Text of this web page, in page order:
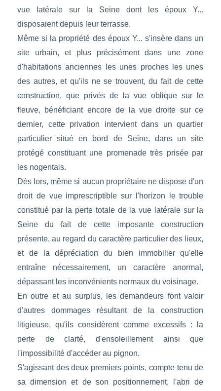
vue latérale sur la Seine dont les époux Y...
disposaient depuis leur terrasse.
Même si la propriété des époux Y... s'insère dans un
site urbain, et plus précisément dans une zone
d'habitations anciennes les unes proches les unes
des autres, et qu'ils ne se trouvent, du fait de cette
construction, que privés de la vue oblique sur le
fleuve, bénéficiant encore de la vue droite sur ce
dernier, cette privation intervient dans un quartier
particulier situé en bord de Seine, dans un site
protégé constituant une promenade très prisée par
les nogentais.
Dès lors, même si aucun propriétaire ne dispose d'un
droit de vue imprescriptible sur l'horizon le trouble
constitué par la perte totale de la vue latérale sur la
Seine du fait de cette imposante construction
présente, au regard du caractère particulier des lieux,
et de la dépréciation du bien immobilier qu'elle
entraîne nécessairement, un caractère anormal,
dépassant les inconvénients normaux du voisinage.
En outre et au surplus, les demandeurs font valoir
d'autres dommages résultant de la construction
litigieuse, qu'ils considèrent comme excessifs : la
perte de clarté, d'ensoleillement ainsi que
l'impossibilité d'accéder au pignon.
S'agissant des deux premiers points, compte tenu de
sa dimension et de son positionnement, l'abri de